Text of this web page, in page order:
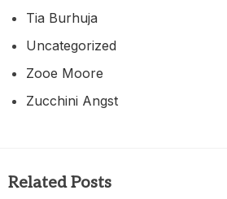
Tia Burhuja
Uncategorized
Zooe Moore
Zucchini Angst
Related Posts